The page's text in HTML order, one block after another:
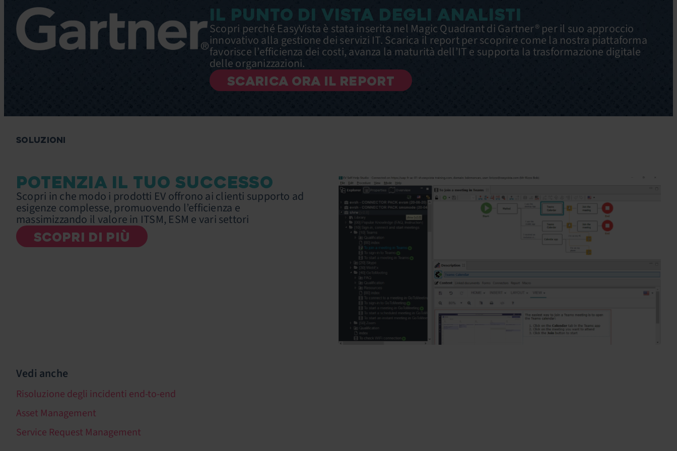
IL PUNTO DI VISTA DEGLI ANALISTI
Scopri perché EasyVista è stata inserita nel Magic Quadrant di Gartner® per il suo approccio
innovativo alla gestione dei servizi IT. Scarica il report per scoprire come la nostra piattaforma
favorisce l’efficienza dei costi, avanza la maturità dell’IT e supporta la trasformazione digitale
delle organizzazioni.
SCARICA ORA IL REPORT
SOLUZIONI
POTENZIA IL TUO SUCCESSO
Scopri in che modo i prodotti EV offrono ai clienti supporto ad
esigenze complesse, promuovendo l’efficienza e
massimizzando il valore in ITSM, ESM e vari settori
SCOPRI DI PIÙ
Vedi anche
Risoluzione degli incidenti end-to-end
Asset Management
Service Request Management